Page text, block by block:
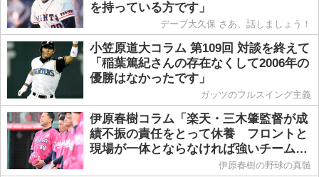
を持っている方です」
デーブ大久保 さあ、話しましょう！
小笠原道大コラム 第109回 対談を終えて
「稲葉篤紀さんの存在なくして2006年の
優勝はなかったです」
ガッツのフルスイング主義
伊原春樹コラム「楽天・三木肇監督が成
績不振の責任をとって休養 フロントと
現場が一体とならなければ強いチームを
築き上げることはできない」伊原春樹の野球の真髄